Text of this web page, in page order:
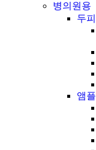
병의원용
두피
앰플